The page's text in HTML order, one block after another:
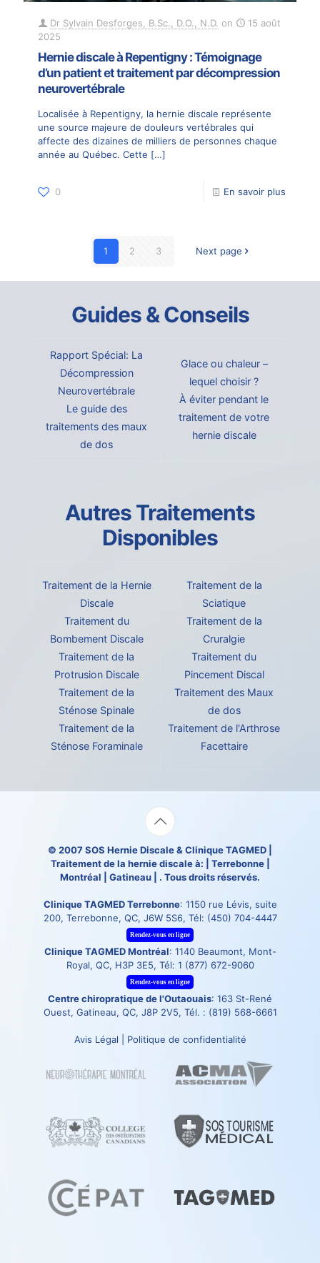
Dr Sylvain Desforges, B.Sc., D.O., N.D. on
15 août
2025
Hernie discale à Repentigny : Témoignage
d’un patient et traitement par décompression
neurovertébrale
Localisée à Repentigny, la hernie discale représente
une source majeure de douleurs vertébrales qui
affecte des dizaines de milliers de personnes chaque
année au Québec. Cette […]
0 En savoir plus
1 2 3 Next page
Guides & Conseils
Rapport Spécial: La
Décompression
Neurovertébrale
Le guide des
traitements des maux
de dos
Glace ou chaleur –
lequel choisir ?
À éviter pendant le
traitement de votre
hernie discale
Autres Traitements
Disponibles
Traitement de la Hernie
Discale
Traitement du
Bombement Discale
Traitement de la
Protrusion Discale
Traitement de la
Sténose Spinale
Traitement de la
Sténose Foraminale
Traitement de la
Sciatique
Traitement de la
Cruralgie
Traitement du
Pincement Discal
Traitement des Maux
de dos
Traitement de l'Arthrose
Facettaire
© 2007SOS Hernie Discale&Clinique TAGMED
Traitement de la hernie discale à: | Terrebonne |
Montréal | Gatineau | . Tous droits réservés.
Clinique TAGMED Terrebonne: 1150 rue Lévis, suite
200, Terrebonne, QC, J6W 5S6, Tél: (450) 704-4447
Rendez-vous en ligne
Clinique TAGMED Montréal: 1140 Beaumont, Mont-
Royal, QC, H3P 3E5, Tél: 1 (877) 672-9060
Rendez-vous en ligne
Centre chiropratique de l'Outaouais: 163 St-René
Ouest, Gatineau, QC, J8P 2V5, Tél. : (819) 568-6661
Avis Légal Politique de confidentialité